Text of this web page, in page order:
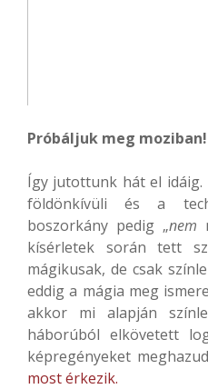
Próbáljuk meg moziban!
Így jutottunk hát el
földönkívüli és a
boszorkány pedig „nem
kísérletek során tett
mágikusak, de csak
eddig a mágia meg
akkor mi alapján
háborúból elkövetett
képregényeket
most érkezik.